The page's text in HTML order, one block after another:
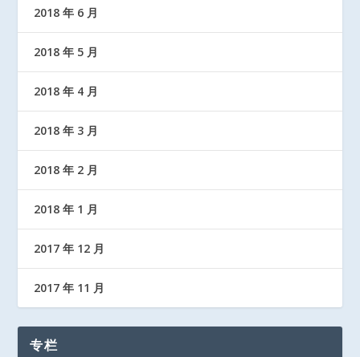
2018 年 6 月
2018 年 5 月
2018 年 4 月
2018 年 3 月
2018 年 2 月
2018 年 1 月
2017 年 12 月
2017 年 11 月
专栏